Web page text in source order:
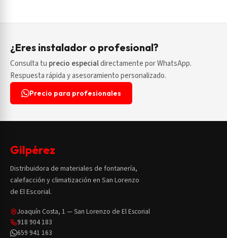
¿Eres instalador o profesional?
Consulta tu precio especialdirectamente por WhatsApp.
Respuesta rápida y asesoramiento personalizado.
Precio para profesionales
Gilpérez
Distribuidora de materiales de fontanería,
calefacción y climatización en San Lorenzo
de El Escorial.
Joaquín Costa, 1 — San Lorenzo de El Escorial
918 904 183
659 941 163